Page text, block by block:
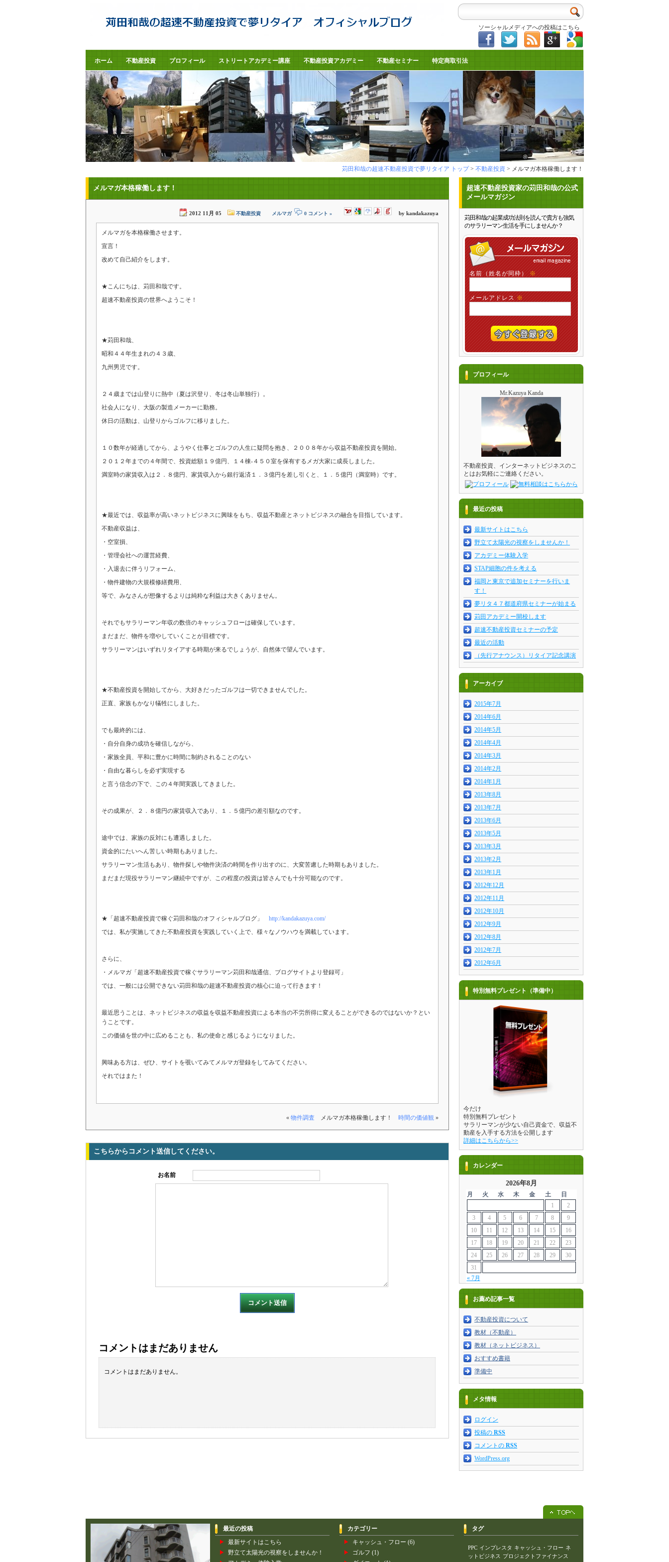
ソーシャルメディアへの投稿はこちら
ホーム 不動産投資 プロフィール ストリートアカデミー講座 不動産投資アカデミー 不動産セミナー 特定商取引法
苅田和哉の超速不動産投資で夢リタイア トップ> 不動産投資 > メルマガ本格稼働します！
メルマガ本格稼働します！
2012 11月 05 不動産投資 メルマガ 0 コメント » by kandakazuya
メルマガを本格稼働させます。
宣言！
改めて自己紹介をします。
★こんにちは、苅田和哉です。
超速不動産投資の世界へようこそ！
★苅田和哉、
昭和４４年生まれの４３歳、
九州男児です。
２４歳までは山登りに熱中（夏は沢登り、冬は冬山単独行）。
社会人になり、大阪の製造メーカーに勤務。
休日の活動は、山登りからゴルフに移りました。
１０数年が経過してから、ようやく仕事とゴルフの人生に疑問を抱き、２００８年から収益不動産投資を開始。
２０１２年までの４年間で、投資総額１９億円、１４棟-４５０室を保有するメガ大家に成長しました。
満室時の家賃収入は２．８億円、家賃収入から銀行返済１．３億円を差し引くと、１．５億円（満室時）です。
★最近では、収益率が高いネットビジネスに興味をもち、収益不動産とネットビジネスの融合を目指しています。
不動産収益は、
・空室損、
・管理会社への運営経費、
・入退去に伴うリフォーム、
・物件建物の大規模修繕費用、
等で、みなさんが想像するよりは純粋な利益は大きくありません。
それでもサラリーマン年収の数倍のキャッシュフローは確保しています。
まだまだ、物件を増やしていくことが目標です。
サラリーマンはいずれリタイアする時期が来るでしょうが、自然体で望んでいます。
★不動産投資を開始してから、大好きだったゴルフは一切できませんでした。
正直、家族もかなり犠牲にしました。
でも最終的には、
・自分自身の成功を確信しながら、
・家族全員、平和に豊かに時間に制約されることのない
・自由な暮らしを必ず実現する
と言う信念の下で、この４年間実践してきました。
その成果が、２．８億円の家賃収入であり、１．５億円の差引額なのです。
途中では、家族の反対にも遭遇しました。
資金的にたいへん苦しい時期もありました。
サラリーマン生活もあり、物件探しや物件決済の時間を作り出すのに、大変苦慮した時期もありました。
まだまだ現役サラリーマン継続中ですが、この程度の投資は皆さんでも十分可能なのです。
★「超速不動産投資で稼ぐ苅田和哉のオフィシャルブログ」 http://kandakazuya.com/
では、私が実施してきた不動産投資を実践していく上で、様々なノウハウを満載しています。
さらに、
・メルマガ「超速不動産投資で稼ぐサラリーマン苅田和哉通信、ブログサイトより登録可」
では、一般には公開できない苅田和哉の超速不動産投資の核心に迫って行きます！
最近思うことは、ネットビジネスの収益を収益不動産投資による本当の不労所得に変えることができるのではないか？とい
うことです。
この価値を世の中に広めることも、私の使命と感じるようになりました。
興味ある方は、ぜひ、サイトを覗いてみてメルマガ登録をしてみてください。
それではまた！
« 物件調査 メルマガ本格稼働します！ 時間の価値観 »
こちらからコメント送信してください。
お名前
コメントはまだありません
コメントはまだありません。
超速不動産投資家の苅田和哉の公式
メールマガジン
苅田和哉の起業成功法則を読んで貴方も強気
のサラリーマン生活を手にしませんか？
名前（姓名が同枠）※
メールアドレス※
プロフィール
Mr.Kazuya Kanda
不動産投資、インターネットビジネスのこ
とはお気軽にご連絡ください。
最近の投稿
最新サイトはこちら
野立て太陽光の視察をしませんか！
アカデミー体験入学
STAP細胞の件を考える
福岡と東京で追加セミナーを行いま
す！
夢リタ４７都道府県セミナーが始まる
苅田アカデミー開校します
超速不動産投資セミナーの予定
最近の活動
（先行アナウンス）リタイア記念講演
アーカイブ
2015年7月
2014年6月
2014年5月
2014年4月
2014年3月
2014年2月
2014年1月
2013年8月
2013年7月
2013年6月
2013年5月
2013年3月
2013年2月
2013年1月
2012年12月
2012年11月
2012年10月
2012年9月
2012年8月
2012年7月
2012年6月
特別無料プレゼント（準備中）
今だけ
特別無料プレゼント
サラリーマンが少ない自己資金で、収益不
動産を入手する方法を公開します
詳細はこちらから>>
カレンダー
2026年8月
月 火 水 木 金 土 日
« 7月
1
2
3
4 5 6 7 8
9
10
11 12 13 14 15
16
17
18 19 20 21 22
23
24
25 26 27 28 29
30
31
お薦め記事一覧
不動産投資について
教材（不動産）
教材（ネットビジネス）
おすすめ書籍
準備中
メタ情報
ログイン
投稿の RSS
コメントの RSS
WordPress.org
最近の投稿
最新サイトはこちら
野立て太陽光の視察をしませんか！
カテゴリー
キャッシュ・フロー (6)
ゴルフ (1)
タグ
PPC インプレスタ キャッシュ・フロー ネ
ットビジネス
プロジェクトファイナンス